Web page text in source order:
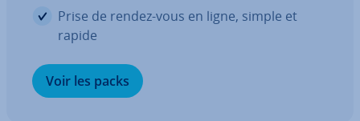
Prise de rendez-vous en ligne, simple et
rapide
Voir les packs